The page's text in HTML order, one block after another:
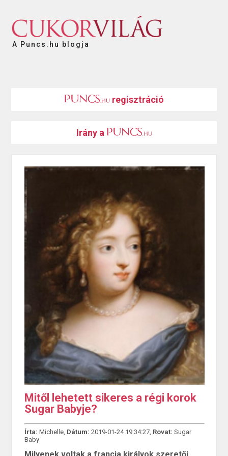
A Puncs.hu blogja
regisztráció
Irány a
Mitől lehetett sikeres a régi korok
Sugar Babyje?
Írta: Michelle, Dátum: 2019-01-24 19:34:27, Rovat: Sugar
Baby